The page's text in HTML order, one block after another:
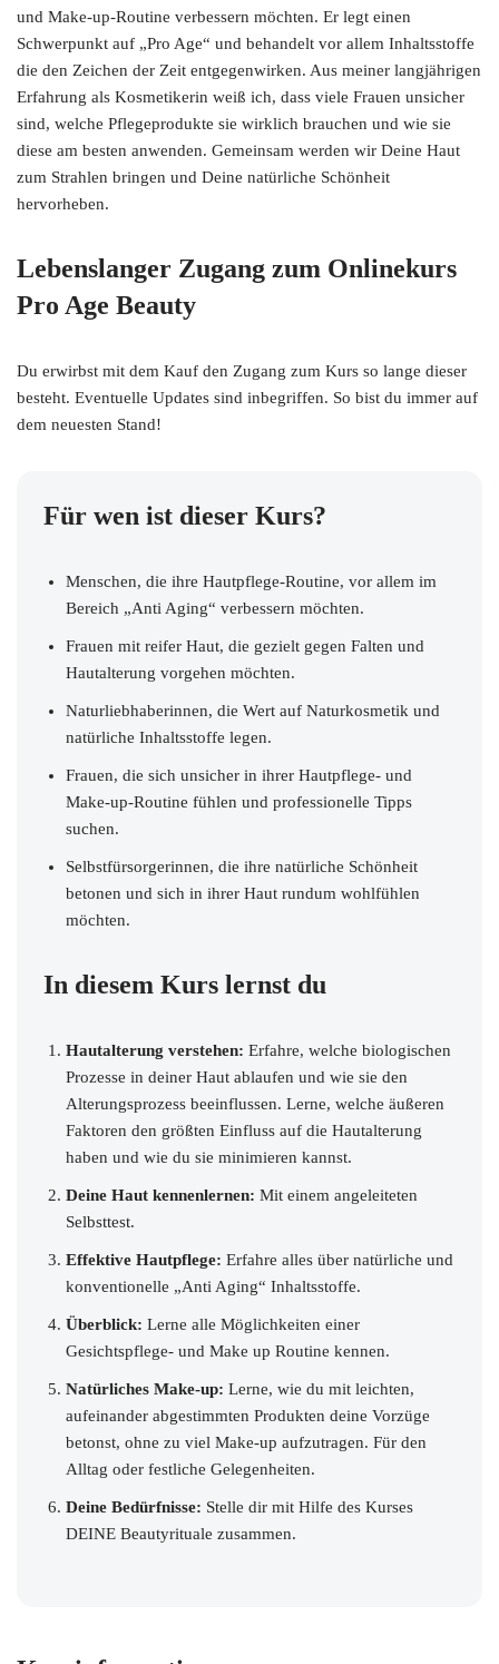
und Make-up-Routine verbessern möchten. Er legt einen
Schwerpunkt auf „Pro Age“ und behandelt vor allem Inhaltsstoffe
die den Zeichen der Zeit entgegenwirken. Aus meiner langjährigen
Erfahrung als Kosmetikerin weiß ich, dass viele Frauen unsicher
sind, welche Pflegeprodukte sie wirklich brauchen und wie sie
diese am besten anwenden. Gemeinsam werden wir Deine Haut
zum Strahlen bringen und Deine natürliche Schönheit
hervorheben.
Lebenslanger Zugang zum Onlinekurs
Pro Age Beauty
Du erwirbst mit dem Kauf den Zugang zum Kurs so lange dieser
besteht. Eventuelle Updates sind inbegriffen. So bist du immer auf
dem neuesten Stand!
Für wen ist dieser Kurs?
Menschen, die ihre Hautpflege-Routine, vor allem im
Bereich „Anti Aging“ verbessern möchten.
Frauen mit reifer Haut, die gezielt gegen Falten und
Hautalterung vorgehen möchten.
Naturliebhaberinnen, die Wert auf Naturkosmetik und
natürliche Inhaltsstoffe legen.
Frauen, die sich unsicher in ihrer Hautpflege- und
Make-up-Routine fühlen und professionelle Tipps
suchen.
Selbstfürsorgerinnen, die ihre natürliche Schönheit
betonen und sich in ihrer Haut rundum wohlfühlen
möchten.
In diesem Kurs lernst du
Hautalterung verstehen: Erfahre, welche biologischen
Prozesse in deiner Haut ablaufen und wie sie den
Alterungsprozess beeinflussen. Lerne, welche äußeren
Faktoren den größten Einfluss auf die Hautalterung
haben und wie du sie minimieren kannst.
Deine Haut kennenlernen: Mit einem angeleiteten
Selbsttest.
Effektive Hautpflege: Erfahre alles über natürliche und
konventionelle „Anti Aging“ Inhaltsstoffe.
Überblick: Lerne alle Möglichkeiten einer
Gesichtspflege- und Make up Routine kennen.
Natürliches Make-up: Lerne, wie du mit leichten,
aufeinander abgestimmten Produkten deine Vorzüge
betonst, ohne zu viel Make-up aufzutragen. Für den
Alltag oder festliche Gelegenheiten.
Deine Bedürfnisse: Stelle dir mit Hilfe des Kurses
DEINE Beautyrituale zusammen.